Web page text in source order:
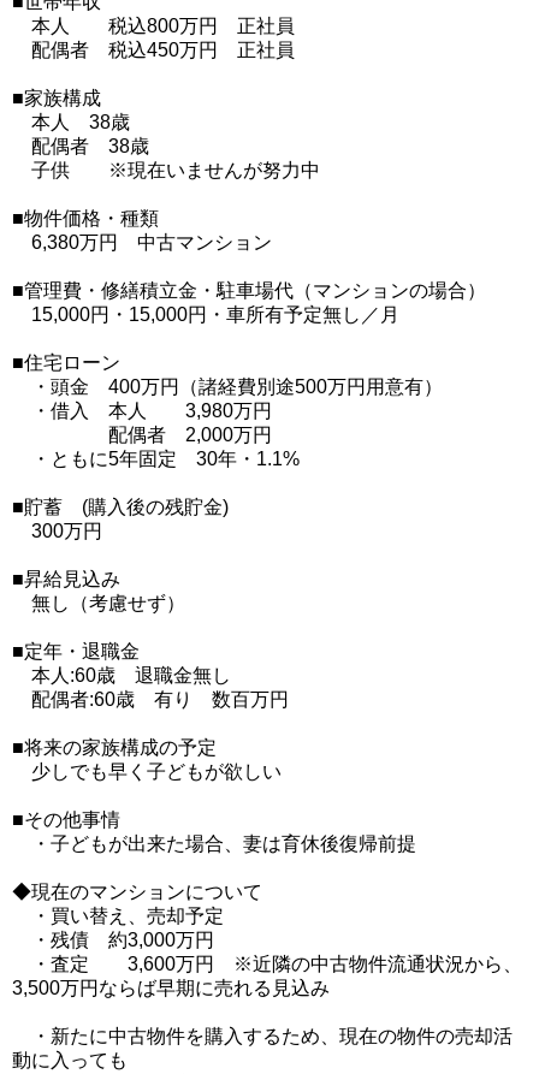
本人 税込800万円 正社員
配偶者 税込450万円 正社員
■家族構成
本人 38歳
配偶者 38歳
子供 ※現在いませんが努力中
■物件価格・種類
6,380万円 中古マンション
■管理費・修繕積立金・駐車場代（マンションの場合）
15,000円・15,000円・車所有予定無し／月
■住宅ローン
・頭金 400万円（諸経費別途500万円用意有）
・借入 本人 3,980万円
配偶者 2,000万円
・ともに5年固定 30年・1.1%
■貯蓄 (購入後の残貯金)
300万円
■昇給見込み
無し（考慮せず）
■定年・退職金
本人:60歳 退職金無し
配偶者:60歳 有り 数百万円
■将来の家族構成の予定
少しでも早く子どもが欲しい
■その他事情
・子どもが出来た場合、妻は育休後復帰前提
◆現在のマンションについて
・買い替え、売却予定
・残債 約3,000万円
・査定 3,600万円 ※近隣の中古物件流通状況から、
3,500万円ならば早期に売れる見込み
・新たに中古物件を購入するため、現在の物件の売却活
動に入っても